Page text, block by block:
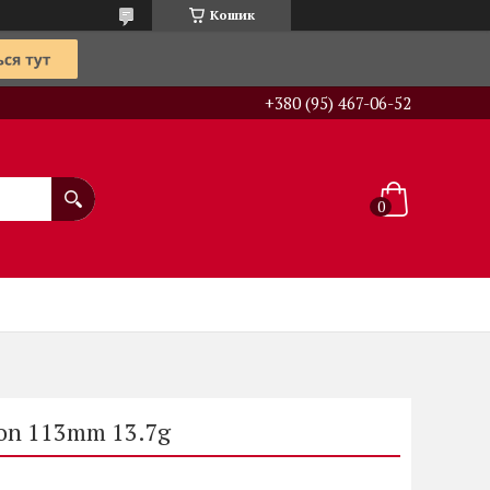
Кошик
+380 (95) 467-06-52
113mm 13.7g